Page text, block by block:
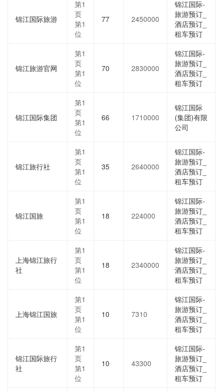
锦江国际旅游
第1
页
第1
位
77 2450000
锦江国际-
旅游预订_
酒店预订_
租车预订
锦江旅游官网
第1
页
第1
位
70 2830000
锦江国际-
旅游预订_
酒店预订_
租车预订
锦江国际集团
第1
页
第1
位
66 1710000
锦江国际
(集团)有限
公司
锦江旅行社
第1
页
第1
位
35 2640000
锦江国际-
旅游预订_
酒店预订_
租车预订
锦江国旅
第1
页
第1
位
18 224000
锦江国际-
旅游预订_
酒店预订_
租车预订
上海锦江旅行
社
第1
页
第1
位
18 2340000
锦江国际-
旅游预订_
酒店预订_
租车预订
上海锦江国旅
第1
页
第1
位
10 7310
锦江国际-
旅游预订_
酒店预订_
租车预订
锦江国际旅行
社
第1
页
第1
位
10 43300
锦江国际-
旅游预订_
酒店预订_
租车预订